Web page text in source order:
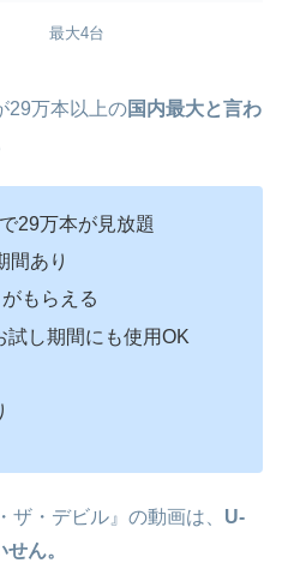
最大4台
29万本以上の国内最大と言わ
29万本が見放題
間あり
もらえる
試し期間にも使用OK
ザ・デビル』の動画は、 U-
ん。